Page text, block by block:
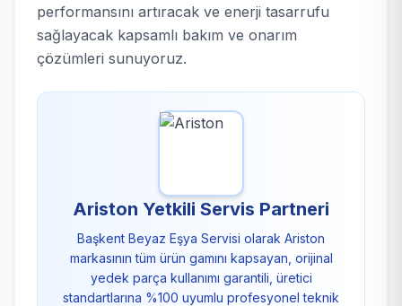
performansını artıracak ve enerji tasarrufu
sağlayacak kapsamlı bakım ve onarım
çözümleri sunuyoruz.
Ariston Yetkili Servis Partneri
Başkent Beyaz Eşya Servisi olarak Ariston
markasının tüm ürün gamını kapsayan, orijinal
yedek parça kullanımı garantili, üretici
standartlarına %100 uyumlu profesyonel teknik